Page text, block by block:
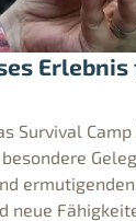
Erlebnis
Survival
neue